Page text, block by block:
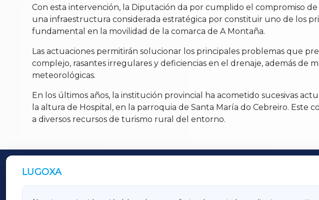
Con esta intervención, la Diputación da por cumplido el compromiso
una infraestructura considerada estratégica por constituir uno de los
fundamental en la movilidad de la comarca de A Montaña.
Las actuaciones permitirán solucionar los principales problemas que
complejo, rasantes irregulares y deficiencias en el drenaje, además de
meteorológicas.
En los últimos años, la institución provincial ha acometido sucesivas
la altura de Hospital, en la parroquia de Santa María do Cebreiro. Este
a diversos recursos de turismo rural del entorno.
LUGOXA
OUTROS PERIÓDICOS